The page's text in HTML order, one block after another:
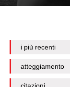
i più recenti
atteggiamento
citazioni